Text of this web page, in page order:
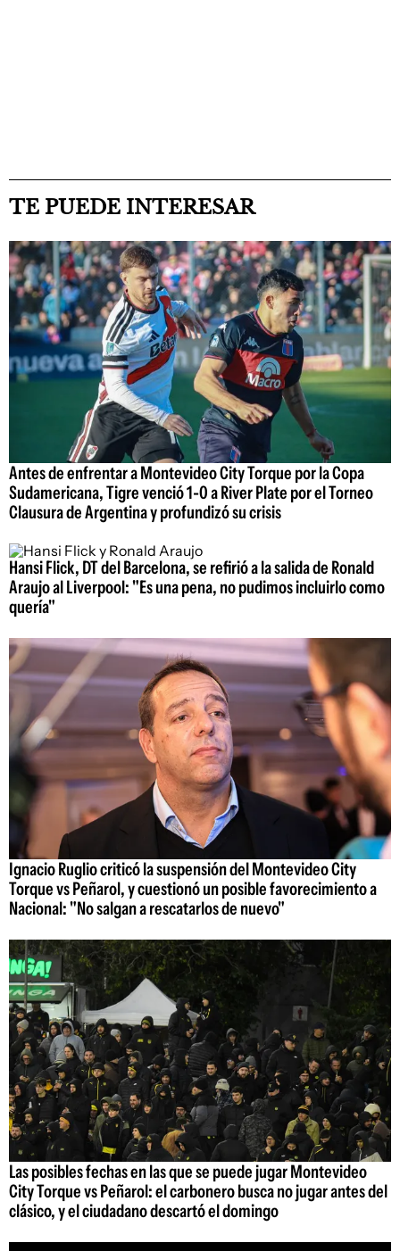
TE PUEDE INTERESAR
Antes de enfrentar a Montevideo City Torque por la Copa
Sudamericana, Tigre venció 1-0 a River Plate por el Torneo
Clausura de Argentina y profundizó su crisis
Hansi Flick, DT del Barcelona, se refirió a la salida de Ronald
Araujo al Liverpool: "Es una pena, no pudimos incluirlo como
quería"
Ignacio Ruglio criticó la suspensión del Montevideo City
Torque vs Peñarol, y cuestionó un posible favorecimiento a
Nacional: "No salgan a rescatarlos de nuevo"
Las posibles fechas en las que se puede jugar Montevideo
City Torque vs Peñarol: el carbonero busca no jugar antes del
clásico, y el ciudadano descartó el domingo